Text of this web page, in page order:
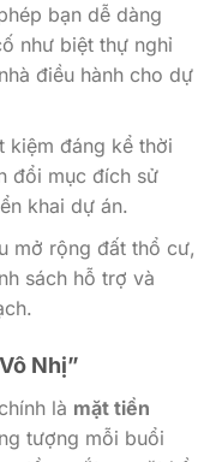
bạn dễ dàng
như biệt thự nghỉ
điều hành cho dự
kiệm đáng kể thời
đổi mục đích sử
khai dự án.
mở rộng đất thổ cư,
sách hỗ trợ và
Nhị”
là mặt tiền
tượng mỗi buổi